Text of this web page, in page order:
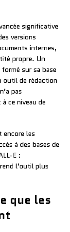
significative
versions
internes,
propre. Un
sur sa base
outil de rédaction
pas
ce niveau de
encore les
à des bases de
E :
l’outil plus
que les